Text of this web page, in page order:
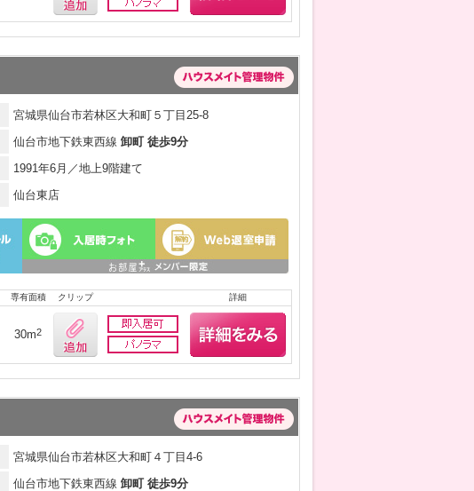
宮城県仙台市若林区大和町５丁目25-8
仙台市地下鉄東西線 卸町 徒歩9分
1991年6月／地上9階建て
仙台東店
専有面積 クリップ 詳細
30m2
宮城県仙台市若林区大和町４丁目4-6
仙台市地下鉄東西線 卸町 徒歩9分